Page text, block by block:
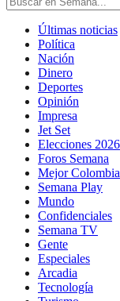
Últimas noticias
Política
Nación
Dinero
Deportes
Opinión
Impresa
Jet Set
Elecciones 2026
Foros Semana
Mejor Colombia
Semana Play
Mundo
Confidenciales
Semana TV
Gente
Especiales
Arcadia
Tecnología